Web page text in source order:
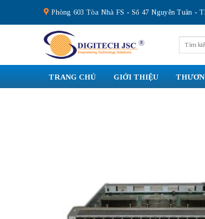
content
Phòng 603 Tòa Nhà FS - Số 47 Nguyễn Tuân -
kiếm:
TRANG CHỦ GIỚI THIỆU